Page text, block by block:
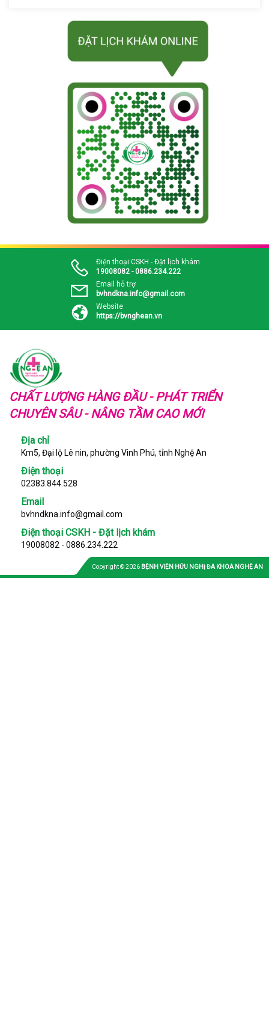
Điện thoại CSKH - Đặt lịch khám
19008082 - 0886.234.222
Email hỗ trợ
bvhndkna.info@gmail.com
Website
https://bvnghean.vn
CHẤT LƯỢNG HÀNG ĐẦU - PHÁT TRIỂN
CHUYÊN SÂU - NÂNG TẦM CAO MỚI
Địa chỉ
Km5, Đại lộ Lê nin, phường Vinh Phú, tỉnh Nghệ An
Điện thoại
02383.844.528
Email
bvhndkna.info@gmail.com
Điện thoại CSKH - Đặt lịch khám
19008082 - 0886.234.222
Copyright © 2026 BỆNH VIỆN HỮU NGHỊ ĐA KHOA NGHỆ AN